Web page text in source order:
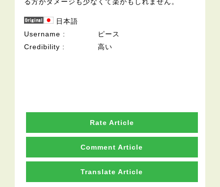
日本語
Username
ピース
Credibility
高い
Rate Article
Comment Article
Translate Article